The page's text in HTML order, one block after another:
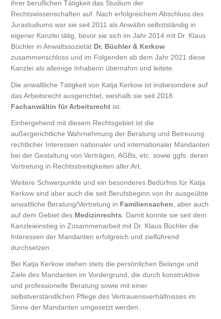
ihrer beruflichen Tätigkeit das Studium der
Rechtswissenschaften auf. Nach erfolgreichem Abschluss des
Jurastudiums war sie seit 2011 als Anwältin selbstständig in
eigener Kanzlei tätig, bevor sie sich im Jahr 2014 mit Dr. Klaus
Büchler in Anwaltssozietät Dr. Büchler & Kerkow
zusammenschloss und im Folgenden ab dem Jahr 2021 diese
Kanzlei als alleinige Inhaberin übernahm und leitete.
Die anwaltliche Tätigkeit von Katja Kerkow ist insbesondere auf
das Arbeitsrecht ausgerichtet, weshalb sie seit 2018
Fachanwältin für Arbeitsrecht ist.
Einhergehend mit diesem Rechtsgebiet ist die
außergerichtliche Wahrnehmung der Beratung und Betreuung
rechtlicher Interessen nationaler und internationaler Mandanten
bei der Gestaltung von Verträgen, AGBs, etc. sowie ggfs. deren
Vertretung in Rechtsstreitigkeiten aller Art.
Weitere Schwerpunkte und ein besonderes Bedürfnis für Katja
Kerkow sind aber auch die seit Berufsbeginn von ihr ausgeübte
anwaltliche Beratung/Vertretung in Familiensachen , aber auch
auf dem Gebiet des Medizinrechts . Damit konnte sie seit dem
Kanzleieinstieg in Zusammenarbeit mit Dr. Klaus Büchler die
Interessen der Mandanten erfolgreich und zielführend
durchsetzen.
Bei Katja Kerkow stehen stets die persönlichen Belange und
Ziele des Mandanten im Vordergrund, die durch konstruktive
und professionelle Beratung sowie mit einer
selbstverständlichen Pflege des Vertrauensverhältnisses im
Sinne der Mandanten umgesetzt werden.